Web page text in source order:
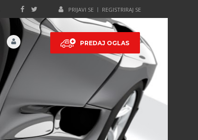
PRIJAVI SE REGISTRIRAJ SE
PREDAJ OGLAS